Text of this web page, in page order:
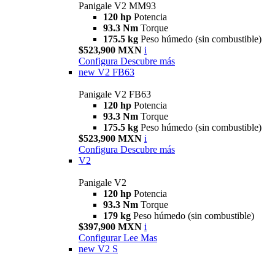
Panigale V2 MM93
120 hp Potencia
93.3 Nm Torque
175.5 kg Peso húmedo (sin combustible)
$523,900 MXN i
Configura Descubre más
new V2 FB63
Panigale V2 FB63
120 hp Potencia
93.3 Nm Torque
175.5 kg Peso húmedo (sin combustible)
$523,900 MXN i
Configura Descubre más
V2
Panigale V2
120 hp Potencia
93.3 Nm Torque
179 kg Peso húmedo (sin combustible)
$397,900 MXN i
Configurar Lee Mas
new V2 S